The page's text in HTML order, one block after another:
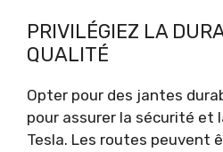
PRIVILÉGIEZ LA
QUALITÉ
Opter pour des jantes
pour assurer la sécurité et
Tesla. Les routes peuvent